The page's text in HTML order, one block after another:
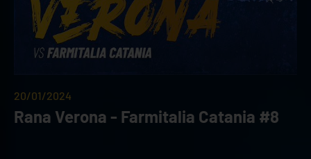
20/01/2024
Rana Verona - Farmitalia Catania #8